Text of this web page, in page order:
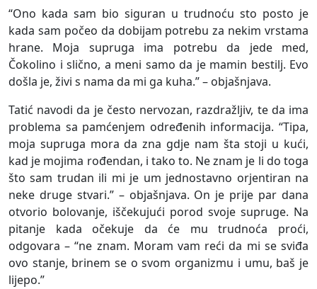
“Ono kada sam bio siguran u trudnoću sto posto je
kada sam počeo da dobijam potrebu za nekim vrstama
hrane. Moja supruga ima potrebu da jede med,
Čokolino i slično, a meni samo da je mamin bestilj. Evo
došla je, živi s nama da mi ga kuha.” – objašnjava.
Tatić navodi da je često nervozan, razdražljiv, te da ima
problema sa pamćenjem određenih informacija. “Tipa,
moja supruga mora da zna gdje nam šta stoji u kući,
kad je mojima rođendan, i tako to. Ne znam je li do toga
što sam trudan ili mi je um jednostavno orjentiran na
neke druge stvari.” – objašnjava. On je prije par dana
otvorio bolovanje, iščekujući porod svoje supruge. Na
pitanje kada očekuje da će mu trudnoća proći,
odgovara – “ne znam. Moram vam reći da mi se sviđa
ovo stanje, brinem se o svom organizmu i umu, baš je
lijepo.”